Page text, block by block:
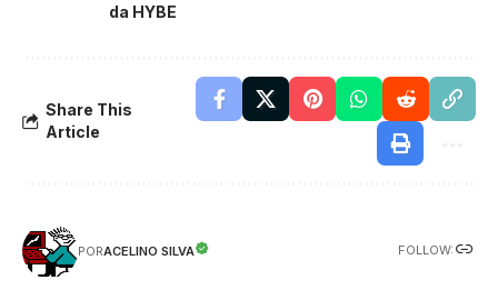
da HYBE
Share This
Article
PORACELINO SILVA FOLLOW: